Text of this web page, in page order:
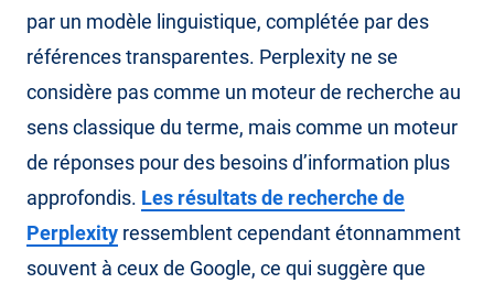
par un modèle linguistique, complétée par des
références transparentes. Perplexity ne se
considère pas comme un moteur de recherche au
sens classique du terme, mais comme un moteur
de réponses pour des besoins d’information plus
approfondis. Les résultats de recherche de
Perplexity ressemblent cependant étonnamment
souvent à ceux de Google, ce qui suggère que